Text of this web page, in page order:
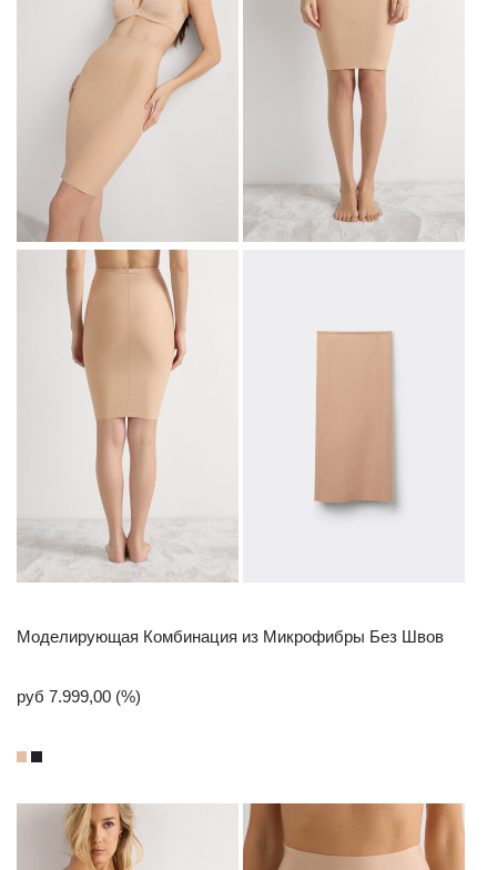
Моделирующая Комбинация из Микрофибры Без Швов
руб 7.999,00 (%)